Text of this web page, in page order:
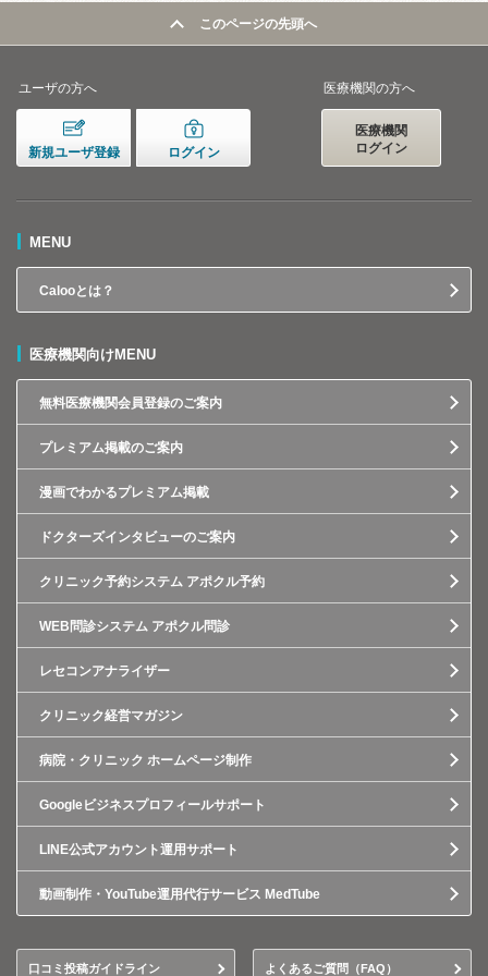
このページの先頭へ
ユーザの方へ
新規ユーザ登録 ログイン
医療機関の方へ
医療機関
ログイン
MENU
Calooとは？
医療機関向けMENU
無料医療機関会員登録のご案内
プレミアム掲載のご案内
漫画でわかるプレミアム掲載
ドクターズインタビューのご案内
クリニック予約システム アポクル予約
WEB問診システム アポクル問診
レセコンアナライザー
クリニック経営マガジン
病院・クリニック ホームページ制作
Googleビジネスプロフィールサポート
LINE公式アカウント運用サポート
動画制作・YouTube運用代行サービス MedTube
口コミ投稿ガイドライン よくあるご質問（FAQ）